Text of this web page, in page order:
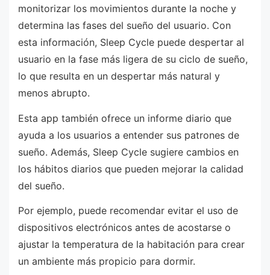
monitorizar los movimientos durante la noche y
determina las fases del sueño del usuario. Con
esta información, Sleep Cycle puede despertar al
usuario en la fase más ligera de su ciclo de sueño,
lo que resulta en un despertar más natural y
menos abrupto.
Esta app también ofrece un informe diario que
ayuda a los usuarios a entender sus patrones de
sueño. Además, Sleep Cycle sugiere cambios en
los hábitos diarios que pueden mejorar la calidad
del sueño.
Por ejemplo, puede recomendar evitar el uso de
dispositivos electrónicos antes de acostarse o
ajustar la temperatura de la habitación para crear
un ambiente más propicio para dormir.